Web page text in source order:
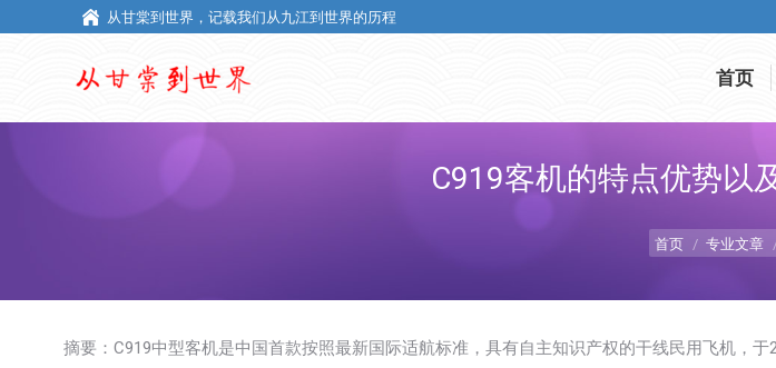
从甘棠到世界，记载我们从九江到世界的历程
首页
C919客机的特点优势以
首页 专业文章
摘要：C919中型客机是中国首款按照最新国际适航标准，具有自主知识产权的干线民用飞机，
从甘棠到世界，记载我们从九江到世界的历程
首页